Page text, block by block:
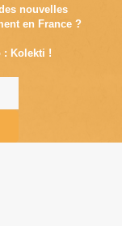
nouvelles
en France ?
: Kolekti !